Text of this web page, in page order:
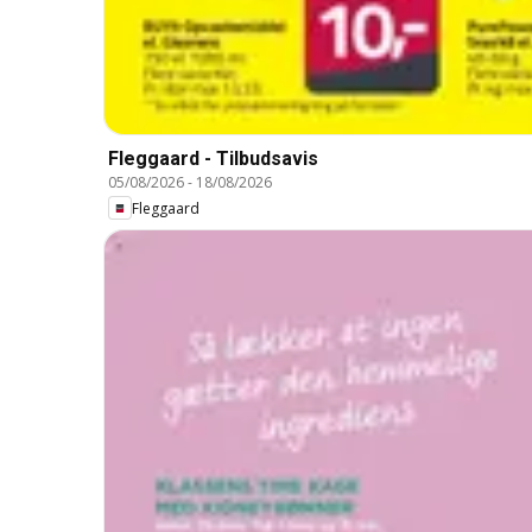
Fleggaard - Tilbudsavis
05/08/2026- 18/08/2026
Fleggaard